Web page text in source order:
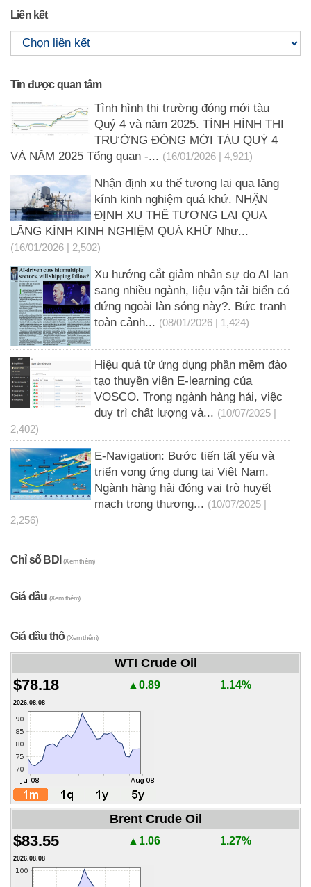
Liên kết
Tin được quan tâm
Tình hình thị trường đóng mới tàu
Quý 4 và năm 2025. TÌNH HÌNH THỊ
TRƯỜNG ĐÓNG MỚI TÀU QUÝ 4
VÀ NĂM 2025 Tổng quan -... (16/01/2026 | 4,921)
Nhận định xu thế tương lai qua lăng
kính kinh nghiệm quá khứ. NHẬN
ĐỊNH XU THẾ TƯƠNG LAI QUA
LĂNG KÍNH KINH NGHIỆM QUÁ KHỨ Như...
(16/01/2026 | 2,502)
Xu hướng cắt giảm nhân sự do AI lan
sang nhiều ngành, liệu vận tải biển có
đứng ngoài làn sóng này?. Bức tranh
toàn cảnh... (08/01/2026 | 1,424)
Hiệu quả từ ứng dụng phần mềm đào
tạo thuyền viên E-learning của
VOSCO. Trong ngành hàng hải, việc
duy trì chất lượng và... (10/07/2025 |
2,402)
E-Navigation: Bước tiến tất yếu và
triển vọng ứng dụng tại Việt Nam.
Ngành hàng hải đóng vai trò huyết
mạch trong thương... (10/07/2025 |
2,256)
Chỉ số BDI(Xem thêm)
Giá dầu (Xem thêm)
Giá dầu thô(Xem thêm)
WTI Crude Oil
$78.18 ▲0.89 1.14%
2026.08.08
Brent Crude Oil
$83.55 ▲1.06 1.27%
2026.08.08